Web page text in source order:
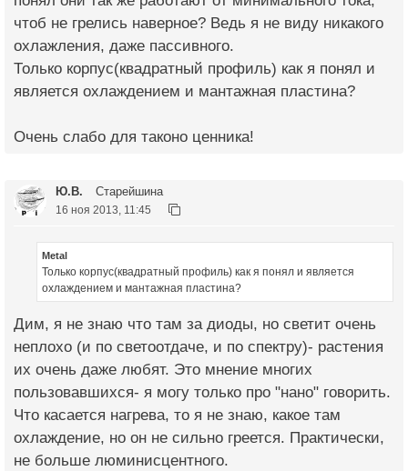
чтоб не грелись наверное? Ведь я не виду никакого
охлажления, даже пассивного.
Только корпус(квадратный профиль) как я понял и
является охлаждением и мантажная пластина?
Очень слабо для таконо ценника!
Ю.В. Старейшина
16 ноя 2013, 11:45
Metal
Только корпус(квадратный профиль) как я понял и является
охлаждением и мантажная пластина?
Дим, я не знаю что там за диоды, но светит очень
неплохо (и по светоотдаче, и по спектру)- растения
их очень даже любят. Это мнение многих
пользовавшихся- я могу только про "нано" говорить.
Что касается нагрева, то я не знаю, какое там
охлаждение, но он не сильно греется. Практически,
не больше люминисцентного.